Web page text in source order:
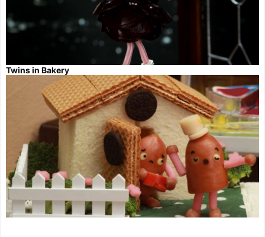
Twins in Bakery